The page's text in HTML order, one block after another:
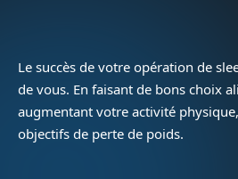
Le succès de votre opération de
de vous. En faisant de bons choix
augmentant votre activité
objectifs de perte de poids.